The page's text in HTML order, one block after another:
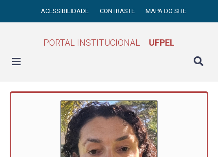
ACESSIBILIDADE CONTRASTE MAPA DO SITE
PORTAL INSTITUCIONAL UFPEL